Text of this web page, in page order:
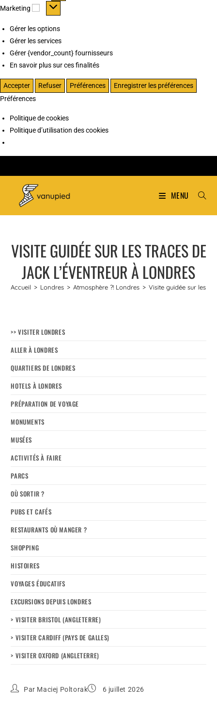
Marketing Marketing
Gérer les options
Gérer les services
Gérer {vendor_count} fournisseurs
En savoir plus sur ces finalités
Accepter Refuser Préférences
Enregistrer les préférences
Préférences
Politique de cookies
Politique d’utilisation des cookies
MENU
VISITE GUIDÉE SUR LES TRACES DE
JACK L’ÉVENTREUR À LONDRES
Accueil > Londres > Atmosphère ?! Londres > Visite guidée sur les
>> VISITER LONDRES
ALLER À LONDRES
QUARTIERS DE LONDRES
HOTELS À LONDRES
PRÉPARATION DE VOYAGE
MONUMENTS
MUSÉES
ACTIVITÉS À FAIRE
PARCS
OÙ SORTIR ?
PUBS ET CAFÉS
RESTAURANTS OÙ MANGER ?
SHOPPING
HISTOIRES
VOYAGES ÉDUCATIFS
EXCURSIONS DEPUIS LONDRES
> VISITER BRISTOL (ANGLETERRE)
> VISITER CARDIFF (PAYS DE GALLES)
> VISITER OXFORD (ANGLETERRE)
Par Maciej Poltorak 6 juillet 2026